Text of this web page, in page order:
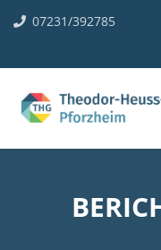
07231/392785